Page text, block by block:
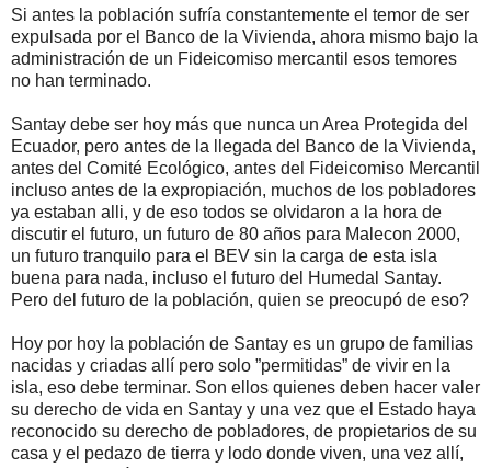
Si antes la población sufría constantemente el temor de ser
expulsada por el Banco de la Vivienda, ahora mismo bajo la
administración de un Fideicomiso mercantil esos temores
no han terminado.
Santay debe ser hoy más que nunca un Area Protegida del
Ecuador, pero antes de la llegada del Banco de la Vivienda,
antes del Comité Ecológico, antes del Fideicomiso Mercantil
incluso antes de la expropiación, muchos de los pobladores
ya estaban alli, y de eso todos se olvidaron a la hora de
discutir el futuro, un futuro de 80 años para Malecon 2000,
un futuro tranquilo para el BEV sin la carga de esta isla
buena para nada, incluso el futuro del Humedal Santay.
Pero del futuro de la población, quien se preocupó de eso?
Hoy por hoy la población de Santay es un grupo de familias
nacidas y criadas allí pero solo ”permitidas” de vivir en la
isla, eso debe terminar. Son ellos quienes deben hacer valer
su derecho de vida en Santay y una vez que el Estado haya
reconocido su derecho de pobladores, de propietarios de su
casa y el pedazo de tierra y lodo donde viven, una vez allí,